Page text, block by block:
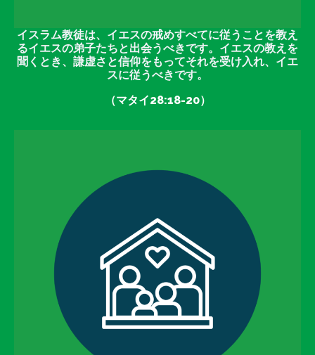
イスラム教徒は、イエスの戒めすべてに従うことを教え
るイエスの弟子たちと出会うべきです。イエスの教えを
聞くとき、謙虚さと信仰をもってそれを受け入れ、イエ
スに従うべきです。
（マタイ28:18-20）